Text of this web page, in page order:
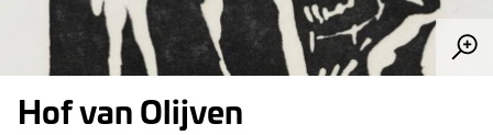
Hof van Olijven